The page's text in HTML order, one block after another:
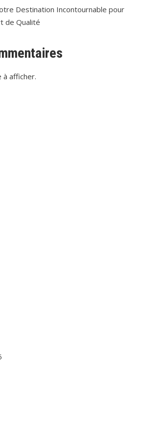
Destination Incontournable pour
de Qualité
à afficher.